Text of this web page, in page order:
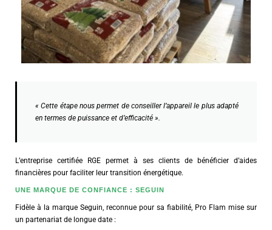
« Cette étape nous permet de conseiller l’appareil le plus adapté
en termes de puissance et d’efficacité ».
L’entreprise certifiée RGE permet à ses clients de bénéficier d’aides
financières pour faciliter leur transition énergétique.
UNE MARQUE DE CONFIANCE : SEGUIN
Fidèle à la marque Seguin, reconnue pour sa fiabilité, Pro Flam mise sur
un partenariat de longue date :